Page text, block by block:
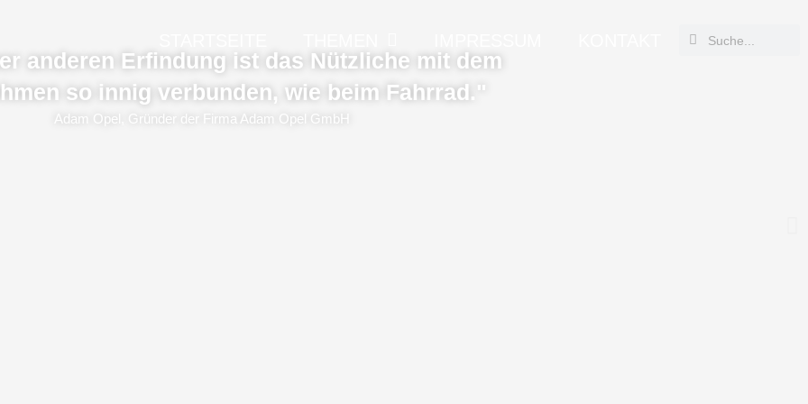
Suche
Suche
anderen Erfindung ist das Nützliche mit dem
so innig verbunden, wie beim Fahrrad."
Adam Opel, Gründer der Firma Adam Opel GmbH